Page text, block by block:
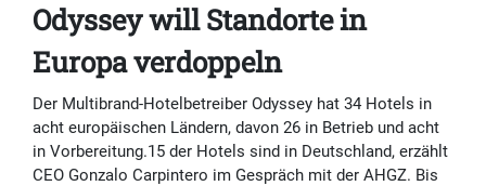
Odyssey will Standorte in
Europa verdoppeln
Der Multibrand-Hotelbetreiber Odyssey hat 34 Hotels in
acht europäischen Ländern, davon 26 in Betrieb und acht
in Vorbereitung.15 der Hotels sind in Deutschland, erzählt
CEO Gonzalo Carpintero im Gespräch mit der AHGZ. Bis